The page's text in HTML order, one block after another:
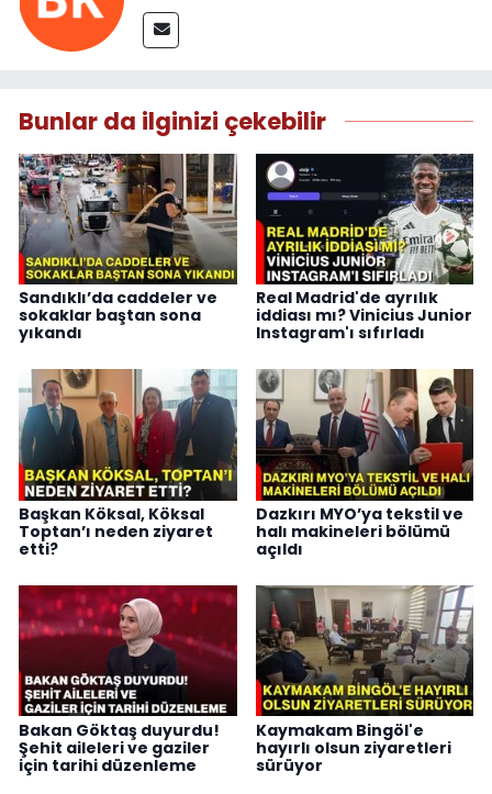
Bunlar da ilginizi çekebilir
Sandıklı’da caddeler ve
sokaklar baştan sona
yıkandı
Real Madrid'de ayrılık
iddiası mı? Vinicius Junior
Instagram'ı sıfırladı
Başkan Köksal, Köksal
Toptan’ı neden ziyaret
etti?
Dazkırı MYO’ya tekstil ve
halı makineleri bölümü
açıldı
Bakan Göktaş duyurdu!
Şehit aileleri ve gaziler
için tarihi düzenleme
Kaymakam Bingöl'e
hayırlı olsun ziyaretleri
sürüyor